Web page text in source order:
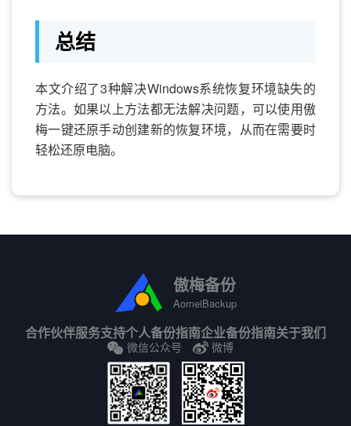
总结
本文介绍了3种解决Windows系统恢复环境缺失的
方法。如果以上方法都无法解决问题，可以使用傲
梅一键还原手动创建新的恢复环境，从而在需要时
轻松还原电脑。
傲梅备份
AomeiBackup
合作伙伴服务支持个人备份指南企业备份指南关于我们
微信公众号 微博